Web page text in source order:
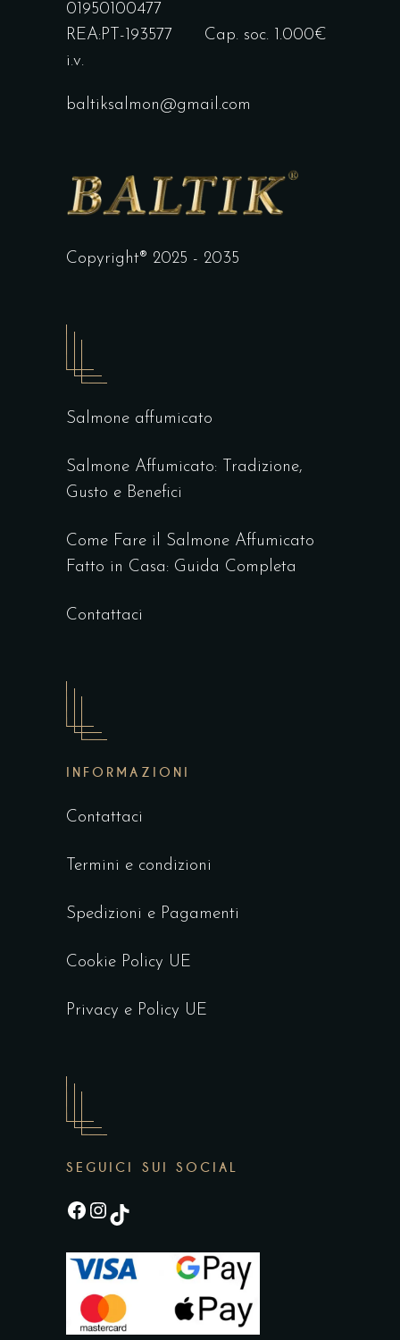
01950100477
REA:PT-193577 Cap. soc. 1.000€
i.v.
baltiksalmon@gmail.com
Copyright® 2025 - 2035
Salmone affumicato
Salmone Affumicato: Tradizione,
Gusto e Benefici
Come Fare il Salmone Affumicato
Fatto in Casa: Guida Completa
Contattaci
INFORMAZIONI
Contattaci
Termini e condizioni
Spedizioni e Pagamenti
Cookie Policy UE
Privacy e Policy UE
SEGUICI SUI SOCIAL
Facebook
Instagram
TikTok